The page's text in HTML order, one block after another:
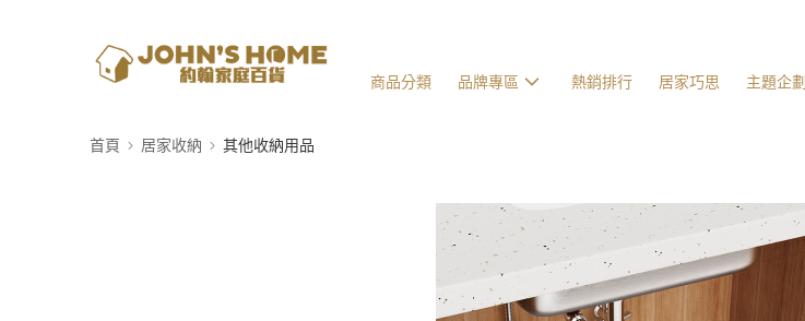
商品分類 品牌專區 熱銷排行 居家巧思 主題企劃
首頁 居家收納 其他收納用品